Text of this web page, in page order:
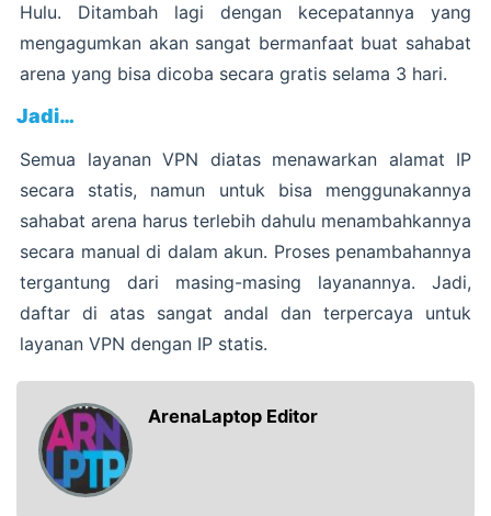
Hulu. Ditambah lagi dengan kecepatannya yang
mengagumkan akan sangat bermanfaat buat sahabat
arena yang bisa dicoba secara gratis selama 3 hari.
Jadi…
Semua layanan VPN diatas menawarkan alamat IP
secara statis, namun untuk bisa menggunakannya
sahabat arena harus terlebih dahulu menambahkannya
secara manual di dalam akun. Proses penambahannya
tergantung dari masing-masing layanannya. Jadi,
daftar di atas sangat andal dan terpercaya untuk
layanan VPN dengan IP statis.
ArenaLaptop Editor